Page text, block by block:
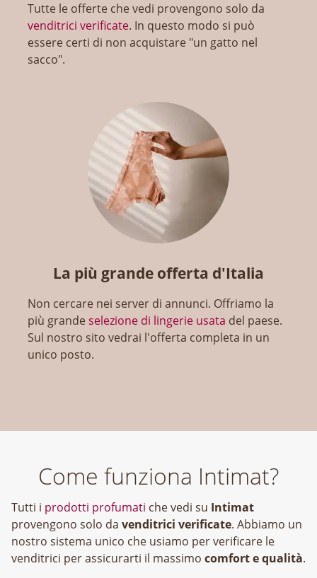
Tutte le offerte che vedi provengono solo da
venditrici verificate. In questo modo si può
essere certi di non acquistare "un gatto nel
sacco".
La più grande offerta d'Italia
Non cercare nei server di annunci. Offriamo la
più grandeselezione di lingerie usata del paese.
Sul nostro sito vedrai l'offerta completa in un
unico posto.
Come funziona Intimat?
Tutti i prodotti profumati che vedi su Intimat
provengono solo da venditrici verificate. Abbiamo un
nostro sistema unico che usiamo per verificare le
venditrici per assicurarti il massimo comfort e qualità.